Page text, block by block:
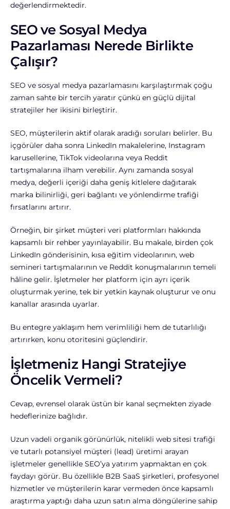
değerlendirmektedir.
SEO ve Sosyal Medya
Pazarlaması Nerede Birlikte
Çalışır?
SEO ve sosyal medya pazarlamasını karşılaştırmak çoğu
zaman sahte bir tercih yaratır çünkü en güçlü dijital
stratejiler her ikisini birleştirir.
SEO, müşterilerin aktif olarak aradığı soruları belirler. Bu
içgörüler daha sonra LinkedIn makalelerine, Instagram
karusellerine, TikTok videolarına veya Reddit
tartışmalarına ilham verebilir. Aynı zamanda sosyal
medya, değerli içeriği daha geniş kitlelere dağıtarak
marka bilinirliği, geri bağlantı ve yönlendirme trafiği
fırsatlarını artırır.
Örneğin, bir şirket müşteri veri platformları hakkında
kapsamlı bir rehber yayınlayabilir. Bu makale, birden çok
LinkedIn gönderisinin, kısa eğitim videolarının, web
semineri tartışmalarının ve Reddit konuşmalarının temeli
hâline gelir. İşletmeler her platform için ayrı içerik
oluşturmak yerine, tek bir yetkin kaynak oluşturur ve onu
kanallar arasında uyarlar.
Bu entegre yaklaşım hem verimliliği hem de tutarlılığı
artırırken, konu otoritesini güçlendirir.
İşletmeniz Hangi Stratejiye
Öncelik Vermeli?
Cevap, evrensel olarak üstün bir kanal seçmekten ziyade
hedeflerinize bağlıdır.
Uzun vadeli organik görünürlük, nitelikli web sitesi trafiği
ve tutarlı potansiyel müşteri (lead) üretimi arayan
işletmeler genellikle SEO’ya yatırım yapmaktan en çok
faydayı görür. Bu özellikle B2B SaaS şirketleri, profesyonel
hizmetler ve müşterilerin karar vermeden önce kapsamlı
araştırma yaptığı daha uzun satın alma döngülerine sahip